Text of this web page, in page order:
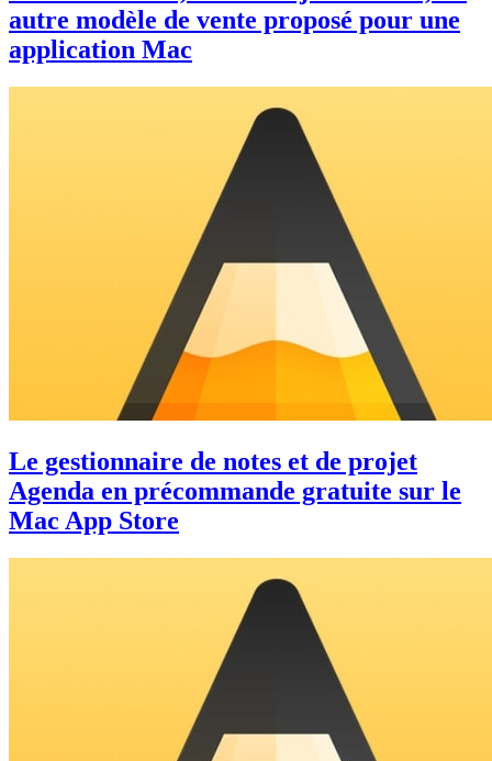
autre modèle de vente proposé pour une
application Mac
Le gestionnaire de notes et de projet
Agenda en précommande gratuite sur le
Mac App Store